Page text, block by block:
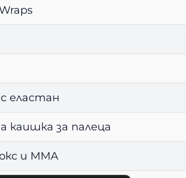
еластан
каишка за палеца
и ММА